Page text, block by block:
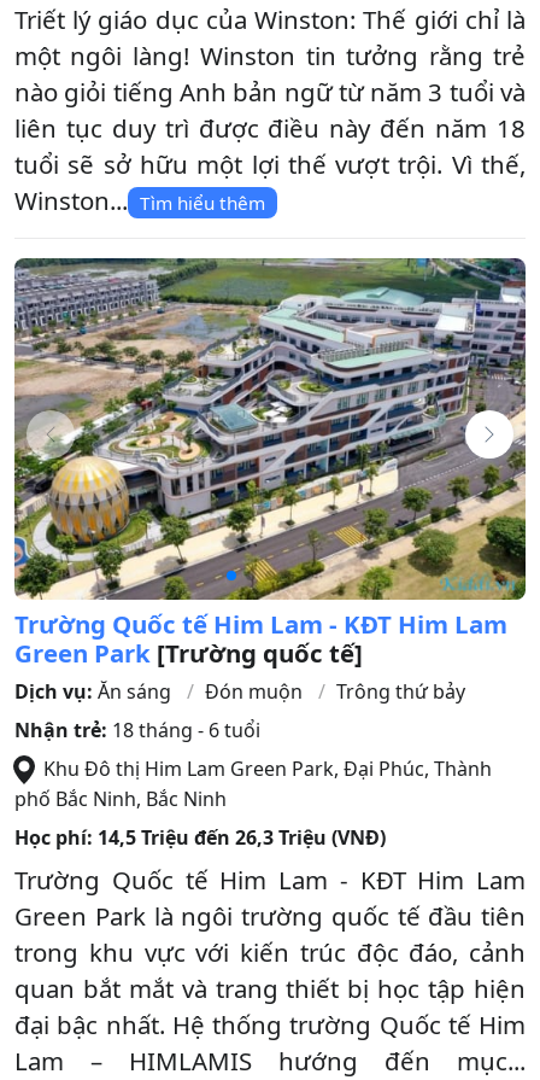
Triết lý giáo dục của Winston: Thế giới chỉ là
một ngôi làng! Winston tin tưởng rằng trẻ
nào giỏi tiếng Anh bản ngữ từ năm 3 tuổi và
liên tục duy trì được điều này đến năm 18
tuổi sẽ sở hữu một lợi thế vượt trội. Vì thế,
Winston... Tìm hiểu thêm
Trường Quốc tế Him Lam - KĐT Him Lam
Green Park [Trường quốc tế]
Dịch vụ: Ăn sáng Đón muộn
Trông thứ bảy
Nhận trẻ: 18 tháng - 6 tuổi
Khu Đô thị Him Lam Green Park, Đại Phúc, Thành
phố Bắc Ninh, Bắc Ninh
Học phí: 14,5 Triệu đến 26,3 Triệu (VNĐ)
Trường Quốc tế Him Lam - KĐT Him Lam
Green Park là ngôi trường quốc tế đầu tiên
trong khu vực với kiến trúc độc đáo, cảnh
quan bắt mắt và trang thiết bị học tập hiện
đại bậc nhất. Hệ thống trường Quốc tế Him
Lam – HIMLAMIS hướng đến mục...